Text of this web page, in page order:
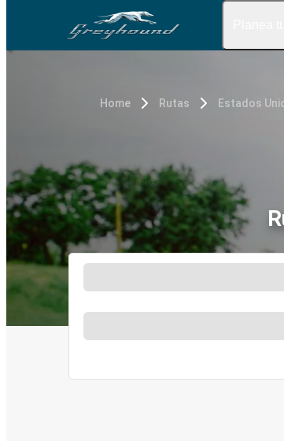
Home Rutas Estados